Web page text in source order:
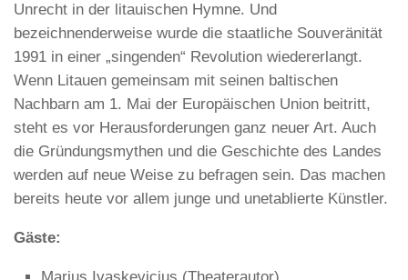
Unrecht in der litauischen Hymne. Und
bezeichnenderweise wurde die staatliche Souveränität
1991 in einer „singenden“ Revolution wiedererlangt.
Wenn Litauen gemeinsam mit seinen baltischen
Nachbarn am 1. Mai der Europäischen Union beitritt,
steht es vor Herausforderungen ganz neuer Art. Auch
die Gründungsmythen und die Geschichte des Landes
werden auf neue Weise zu befragen sein. Das machen
bereits heute vor allem junge und unetablierte Künstler.
Gäste: